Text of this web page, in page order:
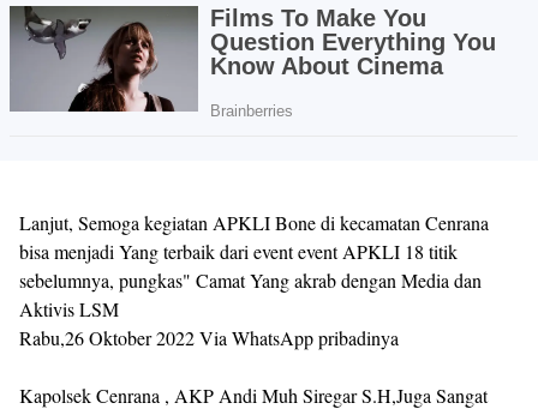
Lanjut, Semoga kegiatan APKLI Bone di kecamatan Cenrana
bisa menjadi Yang terbaik dari event event APKLI 18 titik
sebelumnya, pungkas" Camat Yang akrab dengan Media dan
Aktivis LSM
Rabu,26 Oktober 2022 Via WhatsApp pribadinya
Kapolsek Cenrana , AKP Andi Muh Siregar S.H,Juga Sangat